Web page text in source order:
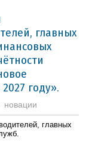
главных
году».
новации
главных